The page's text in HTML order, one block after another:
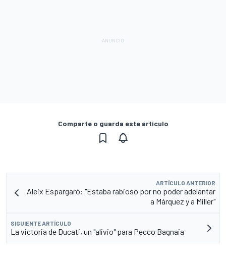
Comparte o guarda este artículo
ARTÍCULO ANTERIOR
Aleix Espargaró: "Estaba rabioso por no poder adelantar
a Márquez y a Miller"
SIGUIENTE ARTÍCULO
La victoria de Ducati, un "alivio" para Pecco Bagnaia